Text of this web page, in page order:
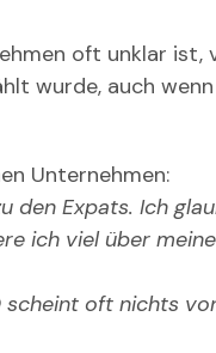
oft unklar ist,
wurde, auch
Unternehmen:
den Expats. Ich
ich viel über
scheint oft nichts